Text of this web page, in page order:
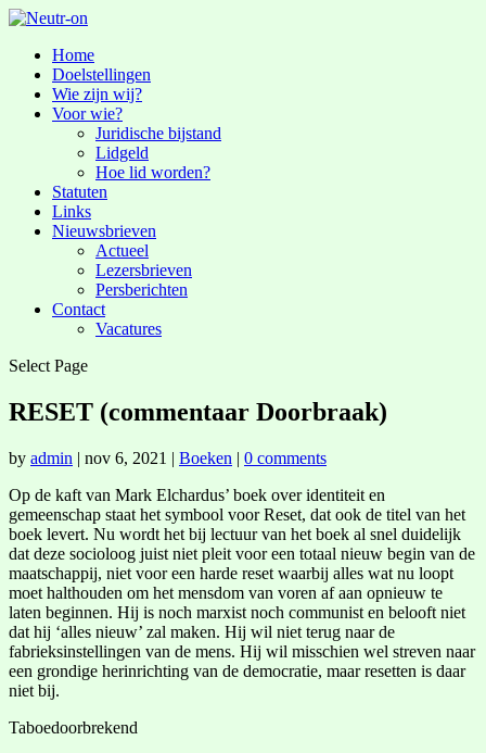
Home
Doelstellingen
Wie zijn wij?
Voor wie?
Juridische bijstand
Lidgeld
Hoe lid worden?
Statuten
Links
Nieuwsbrieven
Actueel
Lezersbrieven
Persberichten
Contact
Vacatures
Select Page
RESET (commentaar Doorbraak)
by admin | nov 6, 2021 | Boeken | 0 comments
Op de kaft van Mark Elchardus’ boek over identiteit en
gemeenschap staat het symbool voor Reset, dat ook de titel van het
boek levert. Nu wordt het bij lectuur van het boek al snel duidelijk
dat deze socioloog juist niet pleit voor een totaal nieuw begin van de
maatschappij, niet voor een harde reset waarbij alles wat nu loopt
moet halthouden om het mensdom van voren af aan opnieuw te
laten beginnen. Hij is noch marxist noch communist en belooft niet
dat hij ‘alles nieuw’ zal maken. Hij wil niet terug naar de
fabrieksinstellingen van de mens. Hij wil misschien wel streven naar
een grondige herinrichting van de democratie, maar resetten is daar
niet bij.
Taboedoorbrekend